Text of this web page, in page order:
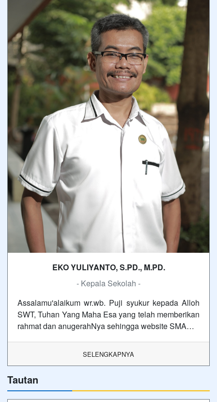
EKO YULIYANTO, S.PD., M.PD.
- Kepala Sekolah -
Assalamu'alaikum wr.wb. Puji syukur kepada Alloh
SWT, Tuhan Yang Maha Esa yang telah memberikan
rahmat dan anugerahNya sehingga website SMA…
SELENGKAPNYA
Tautan